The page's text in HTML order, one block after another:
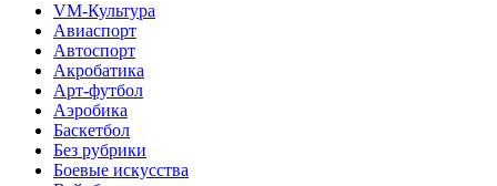
VM-Культура
Авиаспорт
Автоспорт
Акробатика
Арт-футбол
Аэробика
Баскетбол
Без рубрики
Боевые искусства